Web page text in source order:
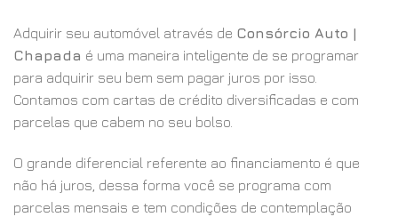
Adquirir seu automóvel através de Consórcio Auto |
Chapada é uma maneira inteligente de se programar
para adquirir seu bem sem pagar juros por isso.
Contamos com cartas de crédito diversificadas e com
parcelas que cabem no seu bolso.
O grande diferencial referente ao financiamento é que
não há juros, dessa forma você se programa com
parcelas mensais e tem condições de contemplação